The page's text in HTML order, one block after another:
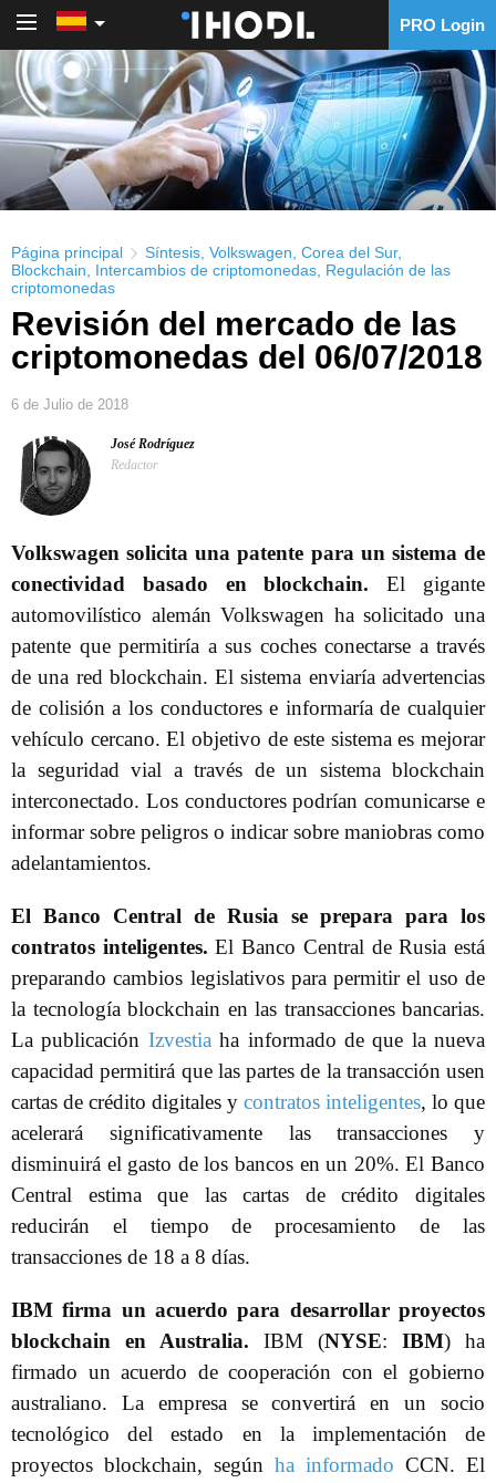
PRO Login
Página principal Síntesis Volkswagen Corea del Sur,
Blockchain
Intercambios de criptomonedas Regulación de las
criptomonedas
Revisión del mercado de las
criptomonedas del 06/07/2018
6 de Julio de 2018
José Rodríguez
Redactor
Volkswagen solicita una patente para un sistema de
conectividad basado en blockchain. El gigante
automovilístico alemán Volkswagen ha solicitado una
patente que permitiría a sus coches conectarse a través
de una red blockchain. El sistema enviaría advertencias
de colisión a los conductores e informaría de cualquier
vehículo cercano. El objetivo de este sistema es mejorar
la seguridad vial a través de un sistema blockchain
interconectado. Los conductores podrían comunicarse e
informar sobre peligros o indicar sobre maniobras como
adelantamientos.
El Banco Central de Rusia se prepara para los
contratos inteligentes. El Banco Central de Rusia está
preparando cambios legislativos para permitir el uso de
la tecnología blockchain en las transacciones bancarias.
La publicación Izvestia ha informado de que la nueva
capacidad permitirá que las partes de la transacción usen
cartas de crédito digitales y contratos inteligentes, lo que
acelerará significativamente las transacciones y
disminuirá el gasto de los bancos en un 20%. El Banco
Central estima que las cartas de crédito digitales
reducirán el tiempo de procesamiento de las
transacciones de 18 a 8 días.
IBM firma un acuerdo para desarrollar proyectos
blockchain en Australia. IBM (NYSE: IBM) ha
firmado un acuerdo de cooperación con el gobierno
australiano. La empresa se convertirá en un socio
tecnológico del estado en la implementación de
proyectos blockchain, según ha informado CCN. El